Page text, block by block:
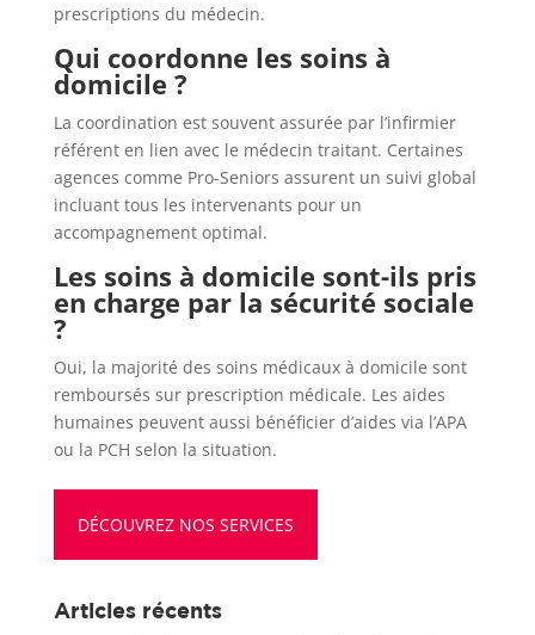
prescriptions du médecin.
Qui coordonne les soins à
domicile ?
La coordination est souvent assurée par l’infirmier
référent en lien avec le médecin traitant. Certaines
agences comme Pro-Seniors assurent un suivi global
incluant tous les intervenants pour un
accompagnement optimal.
Les soins à domicile sont-ils pris
en charge par la sécurité sociale
?
Oui, la majorité des soins médicaux à domicile sont
remboursés sur prescription médicale. Les aides
humaines peuvent aussi bénéficier d’aides via l’APA
ou la PCH selon la situation.
DÉCOUVREZ NOS SERVICES
Articles récents